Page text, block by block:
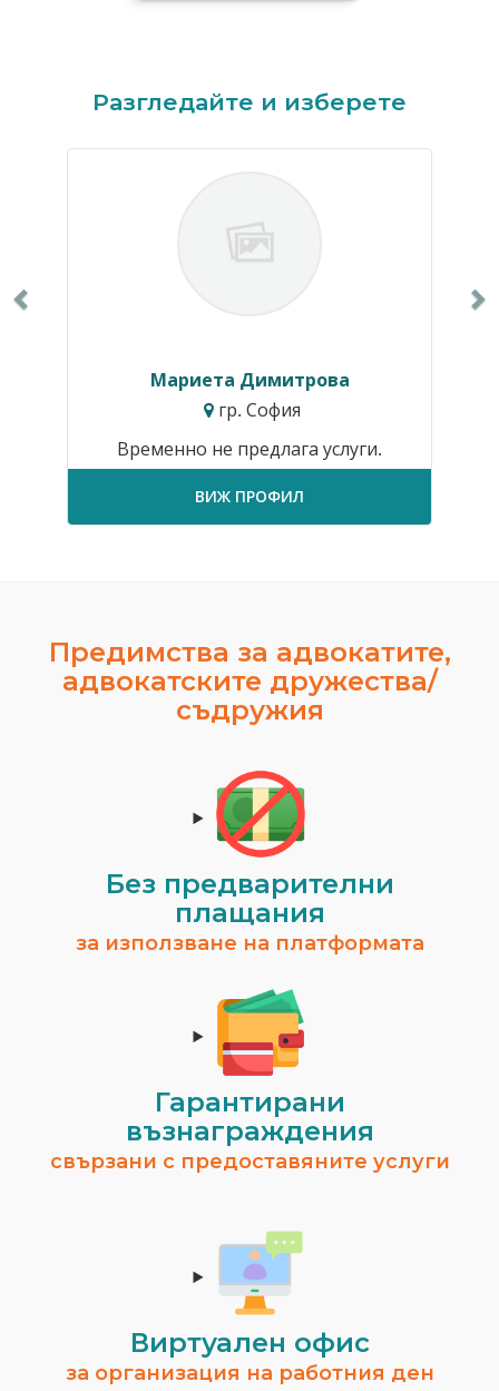
Разгледайте и изберете
Мариета Димитрова
гр. София
Временно не предлага услуги.
ВИЖ ПРОФИЛ
Предимства за адвокатите,
адвокатските дружества/
съдружия
Без предварителни
плащания
за използване на платформата
Гарантирани
възнаграждения
свързани с предоставяните услуги
Виртуален офис
за организация на работния ден